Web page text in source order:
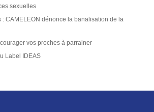
sexuelles
: CAMELEON dénonce la banalisation de la
vos proches à parrainer
Label IDEAS